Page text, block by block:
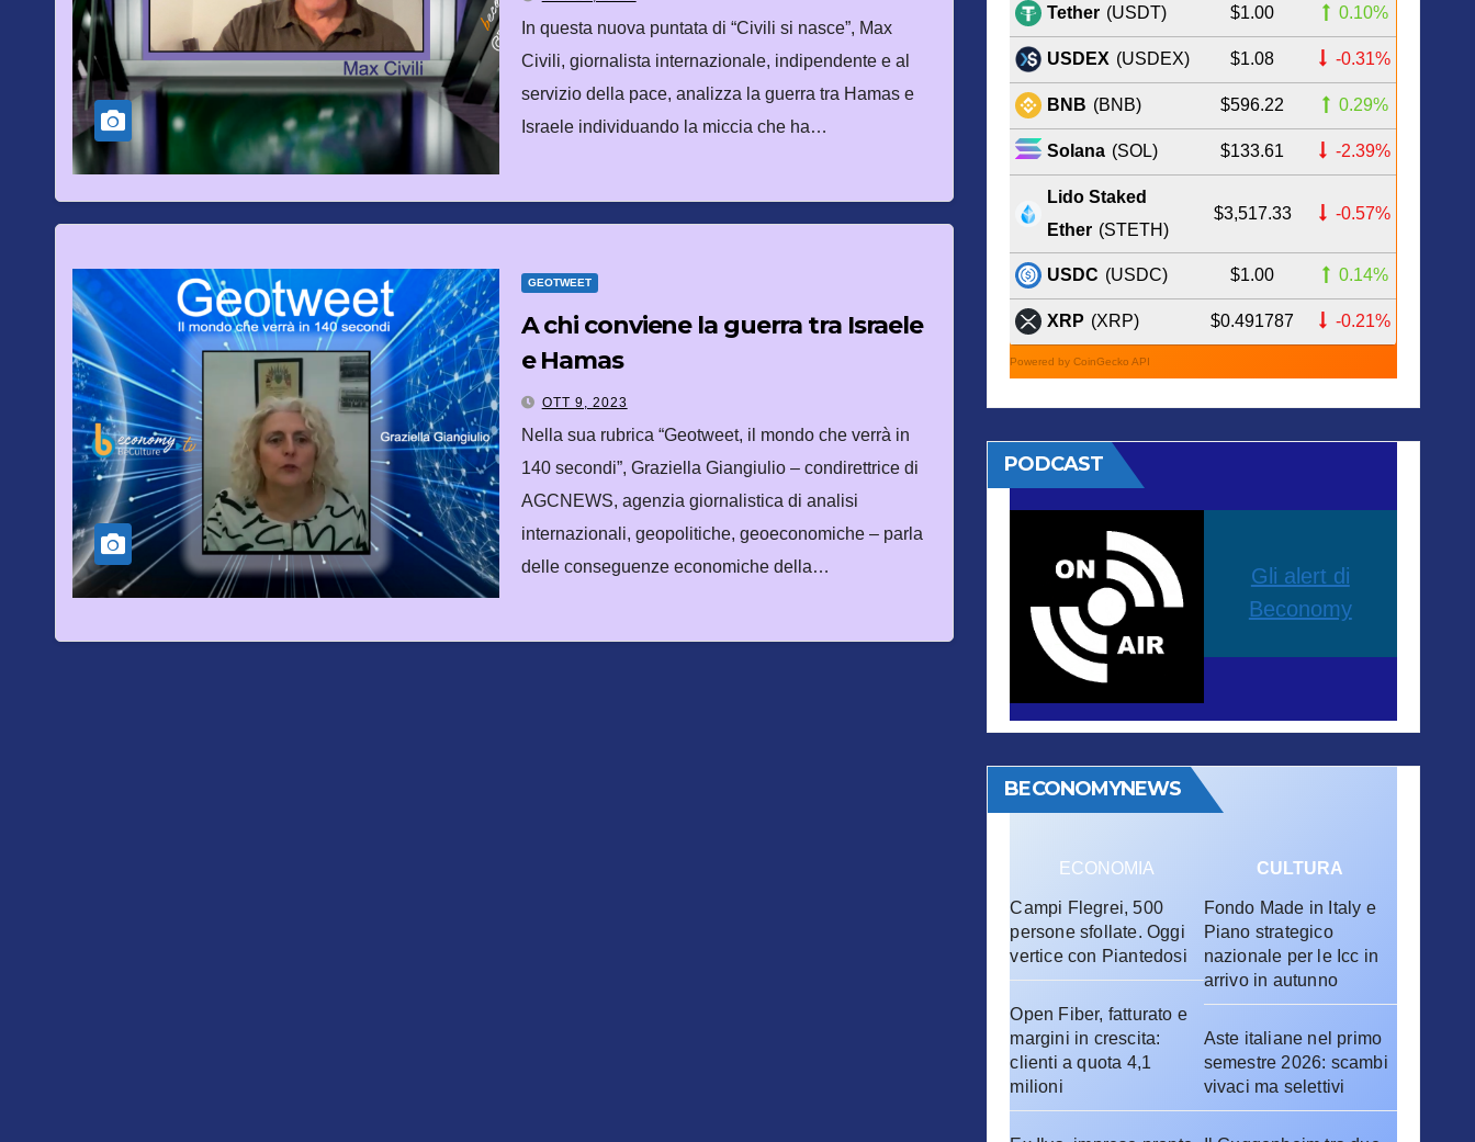
In questa nuova puntata di “Civili si nasce”, Max
Civili, giornalista internazionale, indipendente e al
servizio della pace, analizza la guerra tra Hamas e
Israele individuando la miccia che ha…
GEOTWEET
A chi conviene la guerra tra Israele
e Hamas
OTT 9, 2023
Nella sua rubrica “Geotweet, il mondo che verrà in
140 secondi”, Graziella Giangiulio – condirettrice di
AGCNEWS, agenzia giornalistica di analisi
internazionali, geopolitiche, geoeconomiche – parla
delle conseguenze economiche della…
Tether (USDT) $1.00 0.10%
USDEX (USDEX) $1.08 -0.31%
BNB (BNB) $596.22 0.29%
Solana (SOL) $133.61 -2.39%
Lido Staked
Ether (STETH)
$3,517.33 -0.57%
USDC (USDC) $1.00 0.14%
XRP (XRP) $0.491787 -0.21%
Powered by CoinGecko API
PODCAST
Gli alert di
Beconomy
BECONOMYNEWS
ECONOMIA
Campi Flegrei, 500
persone sfollate. Oggi
vertice con Piantedosi
Open Fiber, fatturato e
margini in crescita:
clienti a quota 4,1
milioni
CULTURA
Fondo Made in Italy e
Piano strategico
nazionale per le Icc in
arrivo in autunno
Aste italiane nel primo
semestre 2026: scambi
vivaci ma selettivi